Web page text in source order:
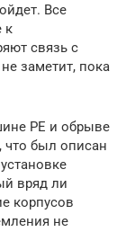
Все
к
связь с
заметит, пока
РЕ и обрыве
что был описан
вряд ли
корпусов
не